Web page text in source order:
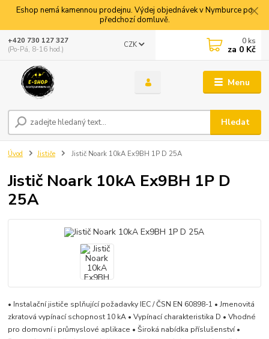
Eshop nemá kamennou prodejnu. Výdej objednávek v Nymburce po
předchozí domluvě.
Menu
CZK
Hledat
+420 730 127 327
(Po-Pá, 8-16 hod.)
0 ks
za 0 Kč
Úvod Jističe Jistič Noark 10kA Ex9BH 1P D 25A
Jistič Noark 10kA Ex9BH 1P D
25A
• Instalační jističe splňující požadavky IEC / ČSN EN 60898-1 • Jmenovitá
zkratová vypínací schopnost 10 kA • Vypínací charakteristika D • Vhodné
pro domovní i průmyslové aplikace • Široká nabídka příslušenství •